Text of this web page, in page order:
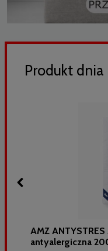
Produkt dnia
AMZ
antyalergiczna